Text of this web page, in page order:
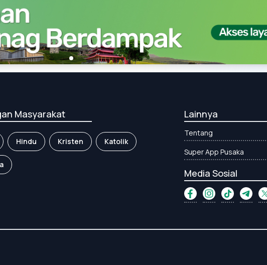
Masyarakat
Hindu Kristen Katolik
Lainnya
Tentang
Super App Pusaka
Media Sosial